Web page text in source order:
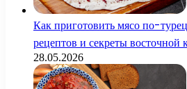
Как приготовить мясо по-
рецептов и секреты восточной
28.05.2026